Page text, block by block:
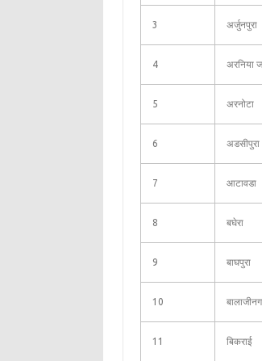
3 अर्जुनपुरा
4 अरनिया
5 अरनोटा
6 अडसीपुरा
7 आटावडा
8 बघेरा
9 बाघपुरा
10
11 बिकराई